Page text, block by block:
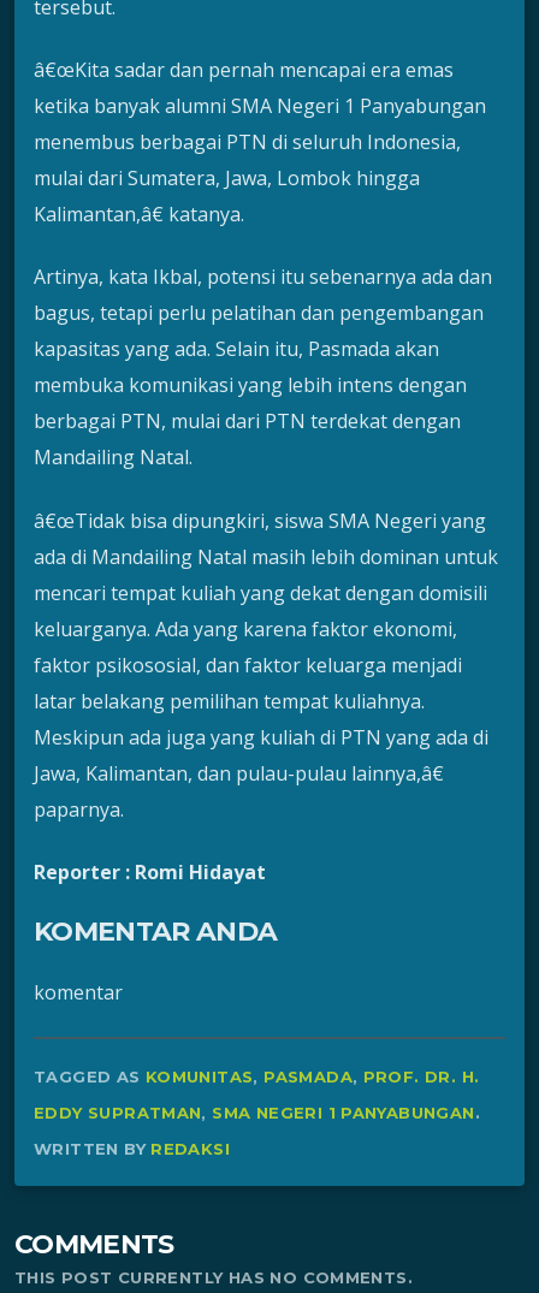
tersebut.
â€œKita sadar dan pernah mencapai era emas
ketika banyak alumni SMA Negeri 1 Panyabungan
menembus berbagai PTN di seluruh Indonesia,
mulai dari Sumatera, Jawa, Lombok hingga
Kalimantan,â€ katanya.
Artinya, kata Ikbal, potensi itu sebenarnya ada dan
bagus, tetapi perlu pelatihan dan pengembangan
kapasitas yang ada. Selain itu, Pasmada akan
membuka komunikasi yang lebih intens dengan
berbagai PTN, mulai dari PTN terdekat dengan
Mandailing Natal.
â€œTidak bisa dipungkiri, siswa SMA Negeri yang
ada di Mandailing Natal masih lebih dominan untuk
mencari tempat kuliah yang dekat dengan domisili
keluarganya. Ada yang karena faktor ekonomi,
faktor psikososial, dan faktor keluarga menjadi
latar belakang pemilihan tempat kuliahnya.
Meskipun ada juga yang kuliah di PTN yang ada di
Jawa, Kalimantan, dan pulau-pulau lainnya,â€
paparnya.
Reporter : Romi Hidayat
KOMENTAR ANDA
komentar
TAGGED AS KOMUNITAS, PASMADA, PROF. DR. H.
EDDY SUPRATMAN, SMA NEGERI 1 PANYABUNGAN.
WRITTEN BY REDAKSI
COMMENTS
THIS POST CURRENTLY HAS NO COMMENTS.